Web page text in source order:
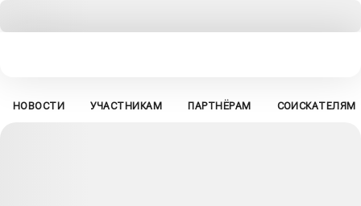
НОВОСТИ УЧАСТНИКАМ ПАРТНЁРАМ СОИСКАТЕЛЯМ